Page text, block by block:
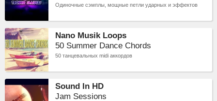
Одиночные сэмплы, мощные петли ударных и эффектов
Nano Musik Loops
50 Summer Dance Chords
50 танцевальных midi аккордов
Sound In HD
Jam Sessions